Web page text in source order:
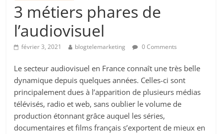
3 métiers phares de
l’audiovisuel
février 3, 2021 blogtelemarketing 0 Comments
Le secteur audiovisuel en France connaît une très belle
dynamique depuis quelques années. Celles-ci sont
principalement dues à l’apparition de plusieurs médias
télévisés, radio et web, sans oublier le volume de
production étonnant grâce auquel les séries,
documentaires et films français s’exportent de mieux en